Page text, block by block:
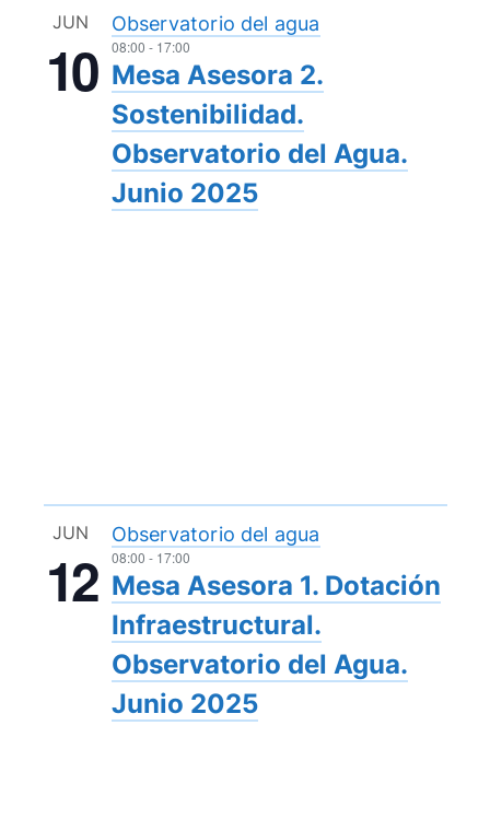
JUN
10 Mesa Asesora 2.
Sostenibilidad.
Observatorio del Agua.
Junio 2025
Observatorio del agua
08:00 - 17:00
JUN
12 Mesa Asesora 1. Dotación
Infraestructural.
Observatorio del Agua.
Junio 2025
Observatorio del agua
08:00 - 17:00